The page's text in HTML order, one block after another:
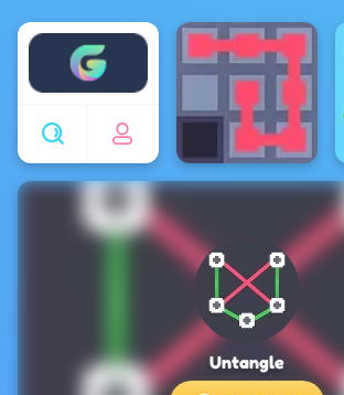
Enjoy4fun
Untangle